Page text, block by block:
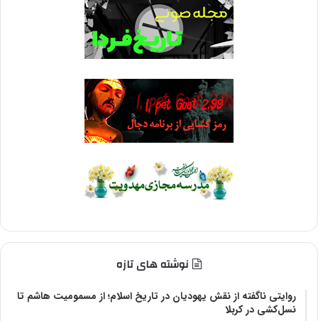
نوشته های تازه
روایتی ناگفته از نقش یهودیان در تاریخ اسلام؛ از مسمومیت هاشم تا
نسل‌کشی در کربلا